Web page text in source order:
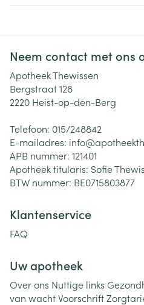
Neem contact met ons
Apotheek Thewissen
Bergstraat 128
2220 Heist-op-den-Berg
Telefoon: 015/248842
E-mailadres: info@
APB nummer: 121401
Apotheek titularis: Sofie
BTW nummer: BE0715803877
Klantenservice
FAQ
Uw apotheek
Over ons Nuttige links
van wachtVoorschrift